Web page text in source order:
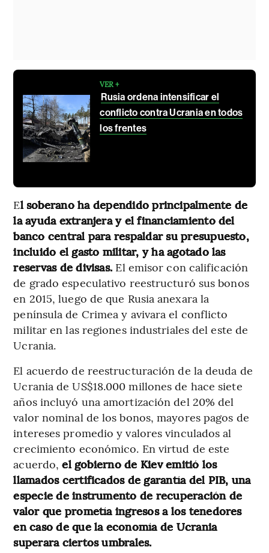
VER +
Rusia ordena intensificar el
conflicto contra Ucrania en todos
los frentes
El soberano ha dependido principalmente de
la ayuda extranjera y el financiamiento del
banco central para respaldar su presupuesto,
incluido el gasto militar, y ha agotado las
reservas de divisas. El emisor con calificación
de grado especulativo reestructuró sus bonos
en 2015, luego de que Rusia anexara la
península de Crimea y avivara el conflicto
militar en las regiones industriales del este de
Ucrania.
El acuerdo de reestructuración de la deuda de
Ucrania de US$18.000 millones de hace siete
años incluyó una amortización del 20% del
valor nominal de los bonos, mayores pagos de
intereses promedio y valores vinculados al
crecimiento económico. En virtud de este
acuerdo,el gobierno de Kiev emitió los
llamados certificados de garantía del PIB, una
especie de instrumento de recuperación de
valor que prometía ingresos a los tenedores
en caso de que la economía de Ucrania
superara ciertos umbrales.